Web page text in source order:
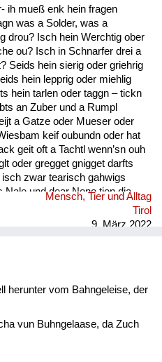
ih mueß enk hein fragen
was a Solder, was a
drou? Isch hein Werchtig ober
ou? Isch in Schnarfer drei a
Seids hein sierig oder griehrig
hein lepprig oder miehlig
hein tarlen oder taggn – tickn
an Zuber und a Rumpl
a Gatze oder Mueser oder
keif oubundn oder hat
geit oft a Tachtl wenn’sn ouh
oder gregget gnigget darfts
zwar tearisch gahwigs
Nale und dear Nene tien dia
ejs darfts nie vergessn :
Mensch, Tier und Alltag
Tirol
9. März 2022
herunter vom Bahngeleise, der
vun Buhngelaase, da Zuch